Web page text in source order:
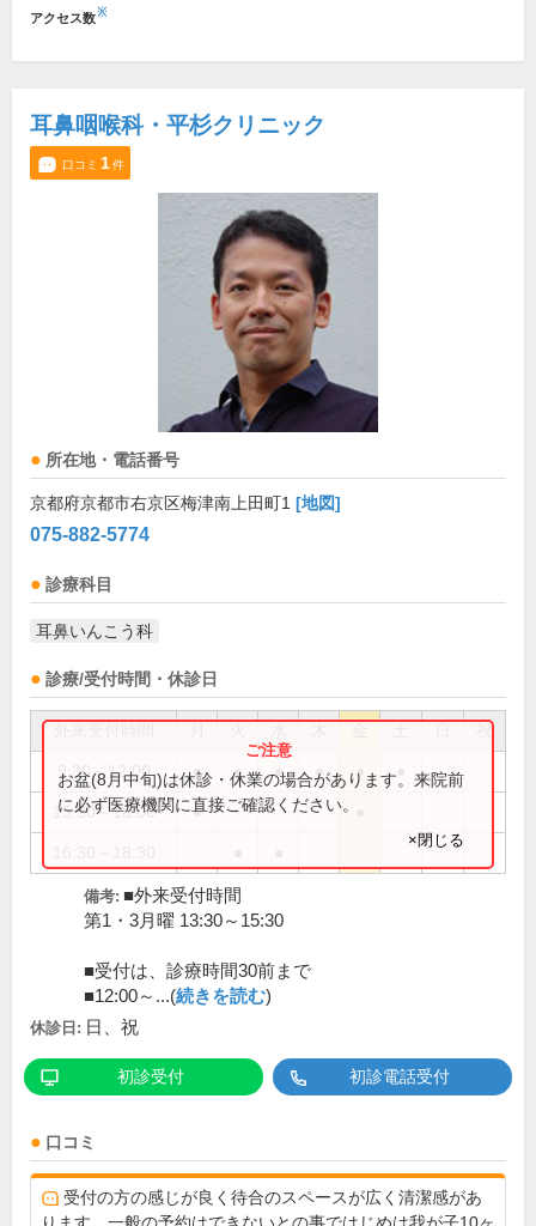
アクセス数※
耳鼻咽喉科・平杉クリニック
口コミ 1件
所在地・電話番号
京都府京都市右京区梅津南上田町1 [地図]
075-882-5774
診療科目
耳鼻いんこう科
診療/受付時間・休診日
祝
9:30～12:00 ● ● ● ● ●
15:30～18:00 ●
お盆(8月中旬)は休診・休業の場合があります。来院前
に必ず医療機関に直接ご確認ください。
×閉じる
備考: ■外来受付時間
第1・3月曜 13:30～15:30
■受付は、診療時間30前まで
■12:00～...(続きを読む)
休診日: 日、祝
初診受付 初診電話受付
口コミ
受付の方の感じが良く待合のスペースが広く清潔感があ